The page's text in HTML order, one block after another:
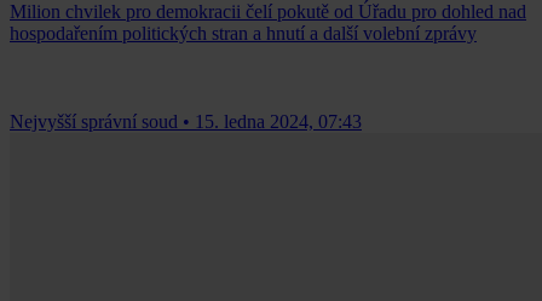
Milion chvilek pro demokracii čelí pokutě od Úřadu pro dohled nad
hospodařením politických stran a hnutí a další volební zprávy
Nejvyšší správní soud • 15. ledna 2024, 07:43